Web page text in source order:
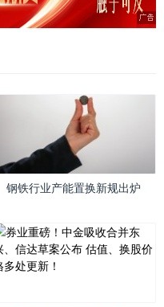
钢铁行业产能置换新规出炉